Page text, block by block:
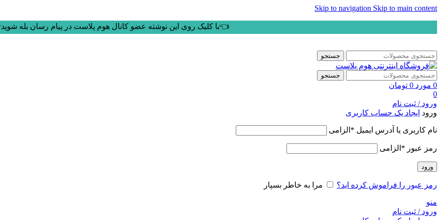
Skip to navigation Skip to main content
👈با کلیک روی این نوشته عضو کانال هوم پلاست در پیام رسان بله
جستجو
جستجو
0 مورد 0 تومان
0
ورود / ثبت نام
ورود ایجاد یک حساب کاربری
نام کاربری یا آدرس ایمیل * الزامی
رمز عبور * الزامی
ورود
رمز عبور را فراموش کرده اید؟ مرا به خاطر بسپار
منو
ورود / ثبت نام